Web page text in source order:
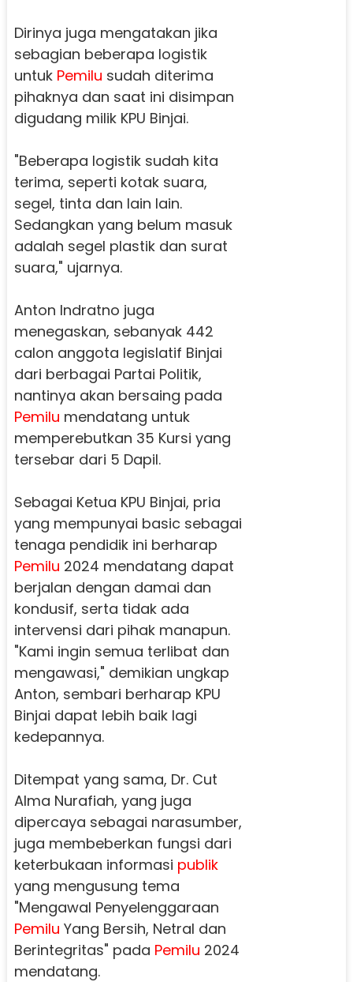
Dirinya juga mengatakan jika
sebagian beberapa logistik
untuk Pemilu sudah diterima
pihaknya dan saat ini disimpan
digudang milik KPU Binjai.
"Beberapa logistik sudah kita
terima, seperti kotak suara,
segel, tinta dan lain lain.
Sedangkan yang belum masuk
adalah segel plastik dan surat
suara," ujarnya.
Anton Indratno juga
menegaskan, sebanyak 442
calon anggota legislatif Binjai
dari berbagai Partai Politik,
nantinya akan bersaing pada
Pemilu mendatang untuk
memperebutkan 35 Kursi yang
tersebar dari 5 Dapil.
Sebagai Ketua KPU Binjai, pria
yang mempunyai basic sebagai
tenaga pendidik ini berharap
Pemilu 2024 mendatang dapat
berjalan dengan damai dan
kondusif, serta tidak ada
intervensi dari pihak manapun.
"Kami ingin semua terlibat dan
mengawasi," demikian ungkap
Anton, sembari berharap KPU
Binjai dapat lebih baik lagi
kedepannya.
Ditempat yang sama, Dr. Cut
Alma Nurafiah, yang juga
dipercaya sebagai narasumber,
juga membeberkan fungsi dari
keterbukaan informasi publik
yang mengusung tema
"Mengawal Penyelenggaraan
Pemilu Yang Bersih, Netral dan
Berintegritas" pada Pemilu 2024
mendatang.